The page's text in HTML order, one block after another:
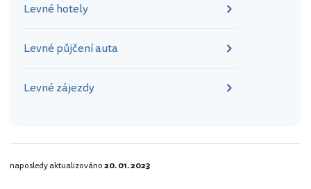
Levné hotely
Levné půjčení auta
Levné zájezdy
naposledy aktualizováno20. 01. 2023